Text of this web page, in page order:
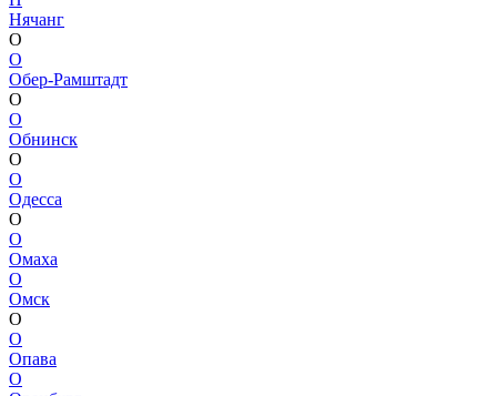
Нячанг
О
О
Обер-Рамштадт
О
О
Обнинск
О
О
Одесса
О
О
Омаха
О
Омск
О
О
Опава
О